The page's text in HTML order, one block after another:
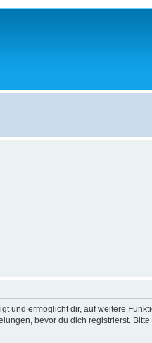
und ermöglicht dir, auf weitere
bevor du dich registrierst.